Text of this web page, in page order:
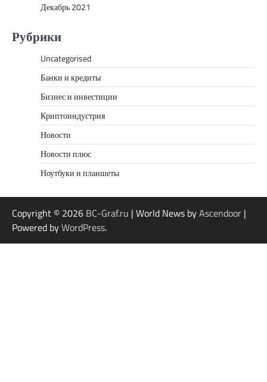
Декабрь 2021
Рубрики
Uncategorised
Банки и кредиты
Бизнес и инвестиции
Криптоиндустрия
Новости
Новости плюс
Ноутбуки и планшеты
Copyright © 2026 BC-Graf.ru | World News byAscendoor |
Powered byWordPress.